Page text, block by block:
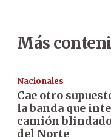
Más
Nacionales
Cae otro
la banda que
camión
del Norte